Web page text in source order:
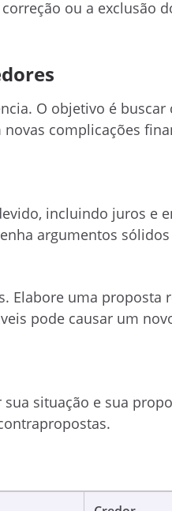
ou a exclusão
O objetivo é buscar
complicações
incluindo juros e
argumentos
Elabore uma proposta
pode causar um
situação e sua